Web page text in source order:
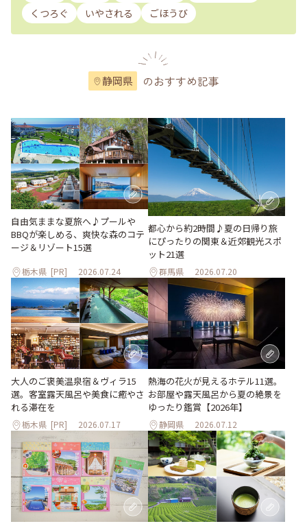
くつろぐ
いやされる ごほうび
静岡県 のおすすめ記事
自由気ままな夏旅へ♪プールや
BBQが楽しめる、爽快な森のコテ
ージ＆リゾート15選
栃木県 [PR] 2026.07.24
都心から約2時間♪夏の日帰り旅
にぴったりの関東＆近郊観光スポ
ット21選
群馬県 2026.07.20
大人のご褒美温泉宿＆ヴィラ15
選。客室露天風呂や美食に癒やさ
れる滞在を
栃木県 [PR] 2026.07.17
熱海の花火が見えるホテル11選。
お部屋や露天風呂から夏の絶景を
ゆったり鑑賞【2026年】
静岡県 2026.07.12